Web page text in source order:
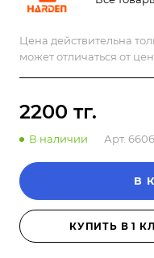
Цена действительна
может отличаться от
2200 тг.
В наличии Арт.
В
КУПИТЬ В 1